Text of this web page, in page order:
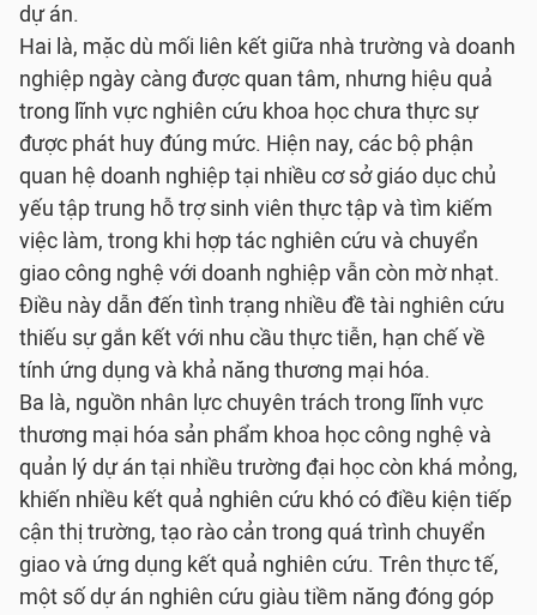
dự án.
Hai là, mặc dù mối liên kết giữa nhà trường và doanh
nghiệp ngày càng được quan tâm, nhưng hiệu quả
trong lĩnh vực nghiên cứu khoa học chưa thực sự
được phát huy đúng mức. Hiện nay, các bộ phận
quan hệ doanh nghiệp tại nhiều cơ sở giáo dục chủ
yếu tập trung hỗ trợ sinh viên thực tập và tìm kiếm
việc làm, trong khi hợp tác nghiên cứu và chuyển
giao công nghệ với doanh nghiệp vẫn còn mờ nhạt.
Điều này dẫn đến tình trạng nhiều đề tài nghiên cứu
thiếu sự gắn kết với nhu cầu thực tiễn, hạn chế về
tính ứng dụng và khả năng thương mại hóa.
Ba là, nguồn nhân lực chuyên trách trong lĩnh vực
thương mại hóa sản phẩm khoa học công nghệ và
quản lý dự án tại nhiều trường đại học còn khá mỏng,
khiến nhiều kết quả nghiên cứu khó có điều kiện tiếp
cận thị trường, tạo rào cản trong quá trình chuyển
giao và ứng dụng kết quả nghiên cứu. Trên thực tế,
một số dự án nghiên cứu giàu tiềm năng đóng góp